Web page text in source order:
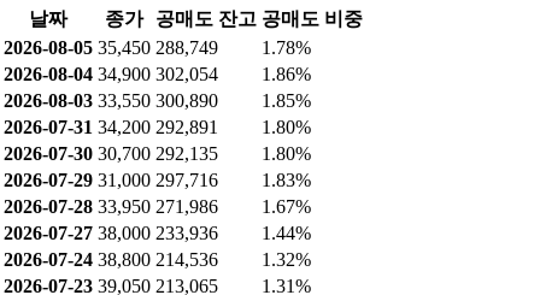
2026-07-22
37,550 9,659
18.01%
2026-07-21 38,350 15,652
21.16%
2026-07-20 37,100 6,329
9.17%
2026-07-16 39,250 13,842
18.81%
2026-07-15 40,800 11,269
8.89%
2026-07-14 37,350 12,412
10.04%
2026-07-13 37,800 5,750
5.26%
2026-07-10 40,400 6,886
9.05%
2026-07-09 37,700 18,273 15.67%
공매도 잔고